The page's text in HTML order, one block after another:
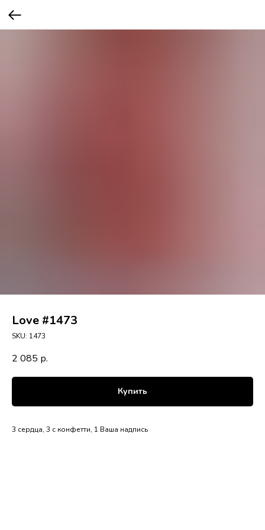
Love #1473
SKU: 1473
2 085 р.
Купить
3 сердца, 3 с конфетти, 1 Ваша надпись